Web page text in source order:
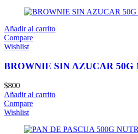
Añadir al carrito
Compare
Wishlist
BROWNIE SIN AZUCAR 50G
$800
Añadir al carrito
Compare
Wishlist